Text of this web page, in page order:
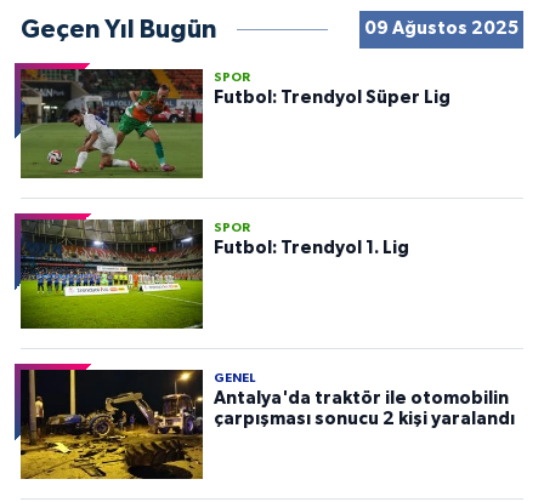
Geçen Yıl Bugün 09 Ağustos 2025
SPOR
Futbol: Trendyol Süper Lig
SPOR
Futbol: Trendyol 1. Lig
GENEL
Antalya'da traktör ile otomobilin
çarpışması sonucu 2 kişi yaralandı